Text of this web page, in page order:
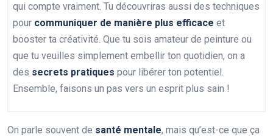
qui compte vraiment. Tu découvriras aussi des techniques
pour communiquer de manière plus efficace et
booster ta créativité. Que tu sois amateur de peinture ou
que tu veuilles simplement embellir ton quotidien, on a
des secrets pratiques pour libérer ton potentiel.
Ensemble, faisons un pas vers un esprit plus sain !
On parle souvent de santé mentale, mais qu’est-ce que ça